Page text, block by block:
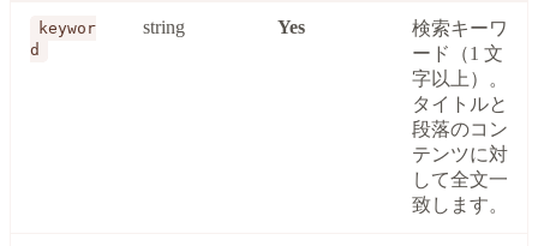
keywor
d
string Yes
検索キーワ
ード（1 文
字以上）。
タイトルと
段落のコン
テンツに対
して全文一
致します。